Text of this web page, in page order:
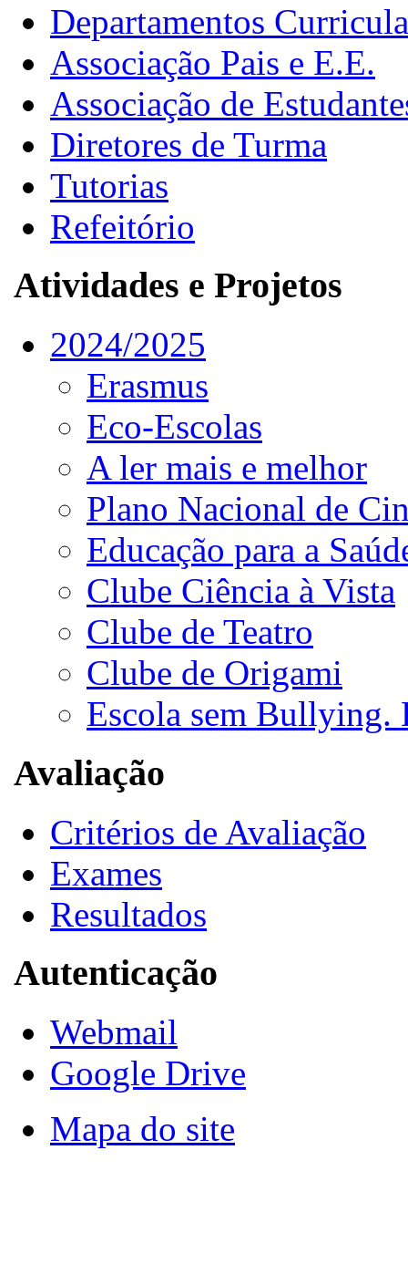
Departamentos
Associação Pais e E.E.
Associação de
Diretores de Turma
Tutorias
Refeitório
Atividades e Projetos
2024/2025
Erasmus
Eco-Escolas
A ler mais e melhor
Plano Nacional de
Educação para a
Clube Ciência à Vista
Clube de Teatro
Clube de Origami
Escola sem Bullying.
Avaliação
Critérios de Avaliação
Exames
Resultados
Autenticação
Webmail
Google Drive
Mapa do site